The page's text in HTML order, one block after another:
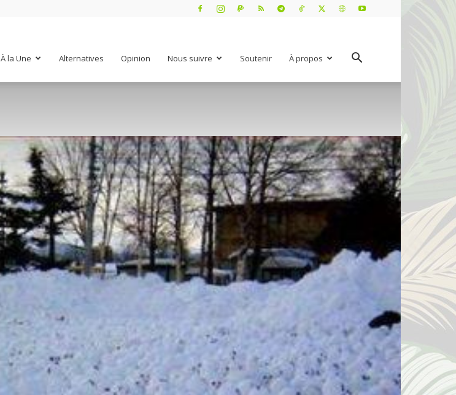
À la Une Alternatives Opinion Nous suivre Soutenir À propos